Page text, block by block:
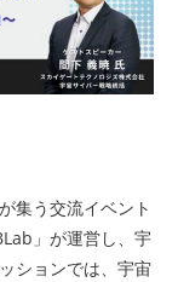
集う交流イベント
」が運営し、宇
ションでは、宇宙